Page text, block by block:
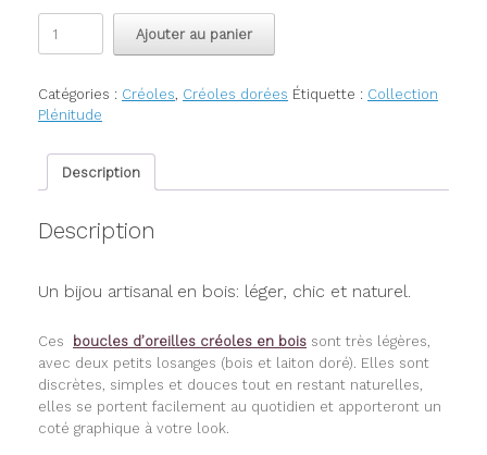
dorée
losange
rétro
Ajouter au panier
Catégories : Créoles, Créoles dorées Étiquette : Collection
Plénitude
Description
Description
Un bijou artisanal en bois: léger, chic et naturel.
Ces boucles d’oreilles créoles en bois sont très légères,
avec deux petits losanges (bois et laiton doré). Elles sont
discrètes, simples et douces tout en restant naturelles,
elles se portent facilement au quotidien et apporteront un
coté graphique à votre look.